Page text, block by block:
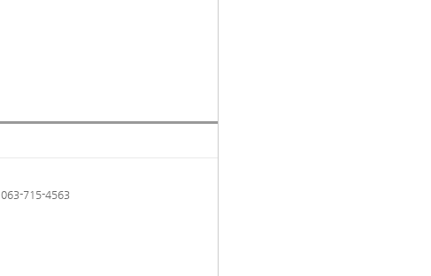
063-715-4563